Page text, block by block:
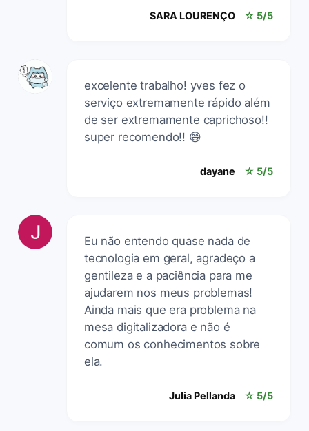
SARA LOURENÇO ☆ 5/5
excelente trabalho! yves fez o
serviço extremamente rápido além
de ser extremamente caprichoso!!
super recomendo!! 😄
dayane ☆ 5/5
Eu não entendo quase nada de
tecnologia em geral, agradeço a
gentileza e a paciência para me
ajudarem nos meus problemas!
Ainda mais que era problema na
mesa digitalizadora e não é
comum os conhecimentos sobre
ela.
Julia Pellanda ☆ 5/5